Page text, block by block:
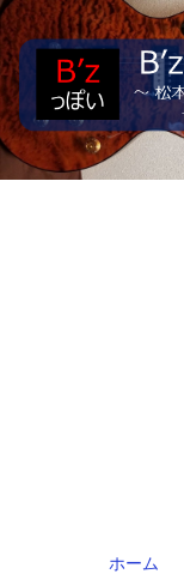
ホーム